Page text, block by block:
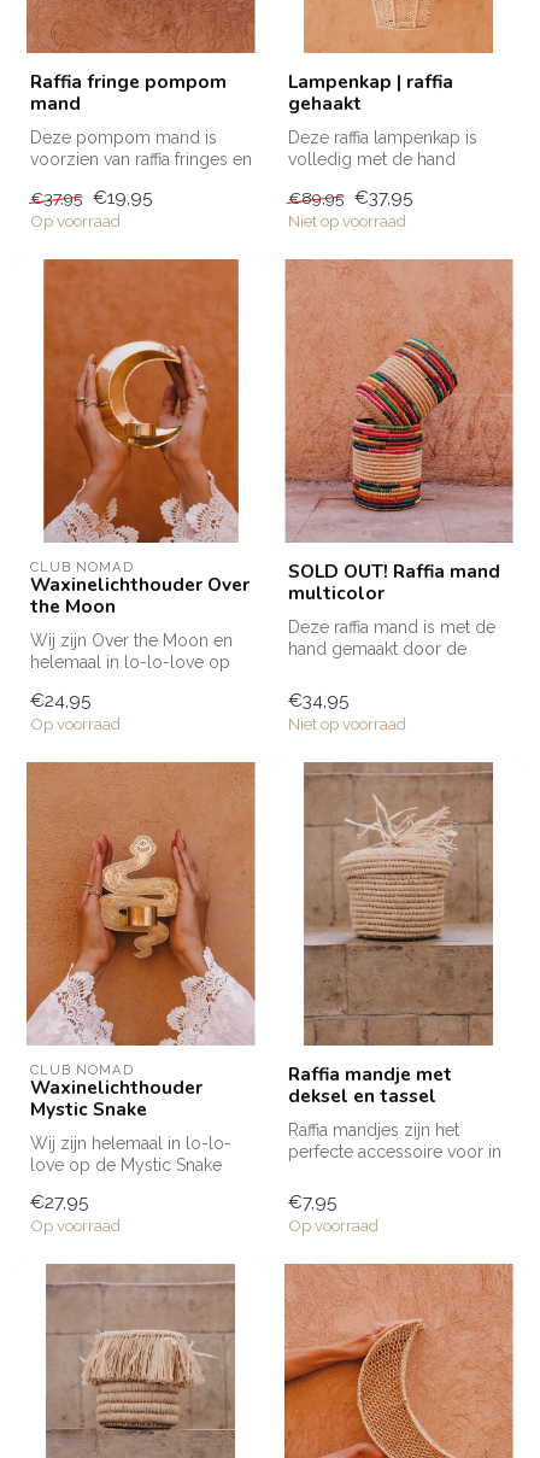
Raffia fringe pompom
mand
Deze pompom mand is
voorzien van raffia fringes en
id...
€37,95 €19,95
Op voorraad
Lampenkap | raffia
gehaakt
Deze raffia lampenkap is
volledig met de hand
getalenteerde ar...
€89,95 €37,95
Niet op voorraad
CLUB NOMAD
Waxinelichthouder Over
the Moon
Wij zijn Over the Moon en
helemaal in lo-lo-love op
waxinelichthouders u...
€24,95
Op voorraad
SOLD OUT! Raffia mand
multicolor
Deze raffia mand is met de
hand gemaakt door de
Marokk...
€34,95
Niet op voorraad
CLUB NOMAD
Waxinelichthouder
Mystic Snake
Wij zijn helemaal in lo-lo-
love op de Mystic Snake
Clu...
€27,95
Op voorraad
Raffia mandje met
deksel en tassel
Raffia mandjes zijn het
perfecte accessoire voor in
d...
€7,95
Op voorraad